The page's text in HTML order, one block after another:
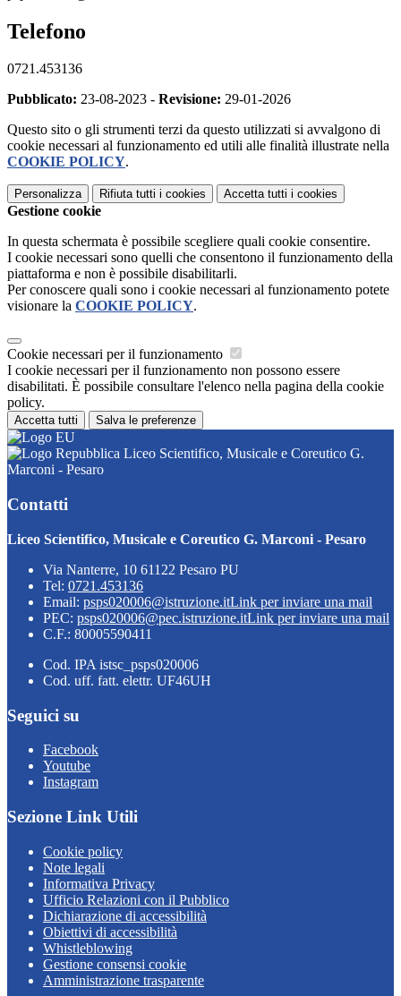
Telefono
0721.453136
Pubblicato: 23-08-2023 - Revisione: 29-01-2026
Questo sito o gli strumenti terzi da questo utilizzati si avvalgono di
cookie necessari al funzionamento ed utili alle finalità illustrate nella
COOKIE POLICY.
Personalizza Rifiuta tutti i cookies Accetta tutti i cookies
Gestione cookie
In questa schermata è possibile scegliere quali cookie consentire.
I cookie necessari sono quelli che consentono il funzionamento della
piattaforma e non è possibile disabilitarli.
Per conoscere quali sono i cookie necessari al funzionamento potete
visionare la COOKIE POLICY.
Cookie necessari per il funzionamento
I cookie necessari per il funzionamento non possono essere
disabilitati. È possibile consultare l'elenco nella pagina della cookie
policy.
Accetta tutti Salva le preferenze
Liceo Scientifico, Musicale e Coreutico G.
Marconi - Pesaro
Contatti
Liceo Scientifico, Musicale e Coreutico G. Marconi - Pesaro
Via Nanterre, 10 61122 Pesaro PU
Tel: 0721.453136
Email: psps020006@istruzione.itLink per inviare una mail
PEC: psps020006@pec.istruzione.itLink per inviare una mail
C.F.: 80005590411
Cod. IPA istsc_psps020006
Cod. uff. fatt. elettr. UF46UH
Seguici su
Facebook
Youtube
Instagram
Sezione Link Utili
Cookie policy
Note legali
Informativa Privacy
Ufficio Relazioni con il Pubblico
Dichiarazione di accessibilità
Obiettivi di accessibilità
Whistleblowing
Gestione consensi cookie
Amministrazione trasparente